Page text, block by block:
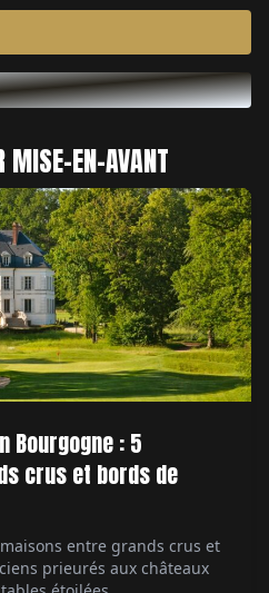
MISE-EN-AVANT
Bourgogne : 5
crus et bords de
entre grands crus et
prieurés aux châteaux